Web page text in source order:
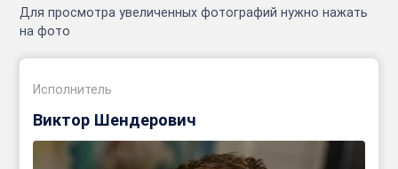
Для просмотра увеличенных фотографий нужно нажать
на фото
Исполнитель
Виктор Шендерович